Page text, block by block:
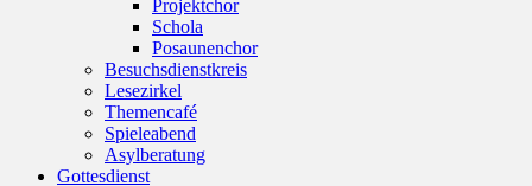
Projektchor
Schola
Posaunenchor
Besuchsdienstkreis
Lesezirkel
Themencafé
Spieleabend
Asylberatung
Gottesdienst